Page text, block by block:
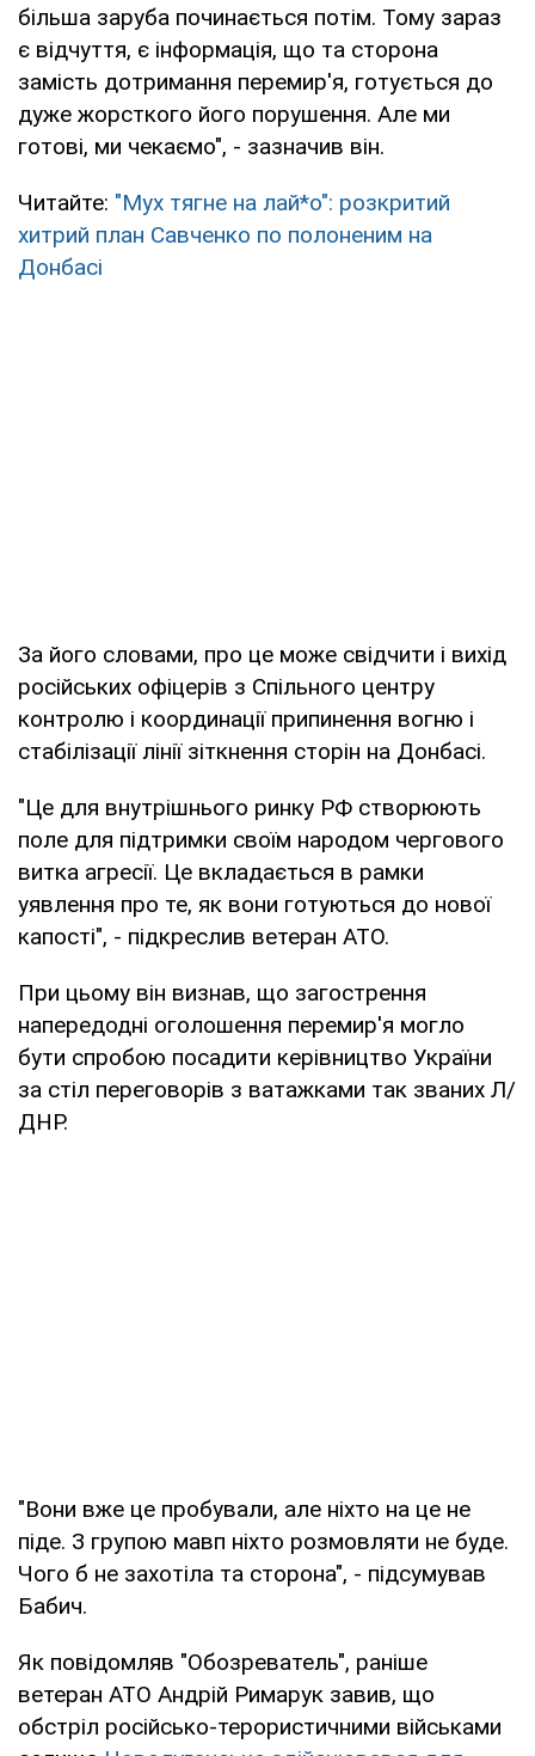
більша заруба починається потім. Тому зараз
є відчуття, є інформація, що та сторона
замість дотримання перемир'я, готується до
дуже жорсткого його порушення. Але ми
готові, ми чекаємо", - зазначив він.
Читайте: "Мух тягне на лай*о": розкритий
хитрий план Савченко по полоненим на
Донбасі
За його словами, про це може свідчити і вихід
російських офіцерів з Спільного центру
контролю і координації припинення вогню і
стабілізації лінії зіткнення сторін на Донбасі.
"Це для внутрішнього ринку РФ створюють
поле для підтримки своїм народом чергового
витка агресії. Це вкладається в рамки
уявлення про те, як вони готуються до нової
капості", - підкреслив ветеран АТО.
При цьому він визнав, що загострення
напередодні оголошення перемир'я могло
бути спробою посадити керівництво України
за стіл переговорів з ватажками так званих Л/
ДНР.
"Вони вже це пробували, але ніхто на це не
піде. З групою мавп ніхто розмовляти не буде.
Чого б не захотіла та сторона", - підсумував
Бабич.
Як повідомляв "Обозреватель", раніше
ветеран АТО Андрій Римарук завив, що
обстріл російсько-терористичними військами